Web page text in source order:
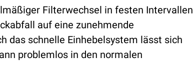
Filterwechsel in festen Intervallen
auf eine zunehmende
das schnelle Einhebelsystem lässt sich
problemlos in den normalen